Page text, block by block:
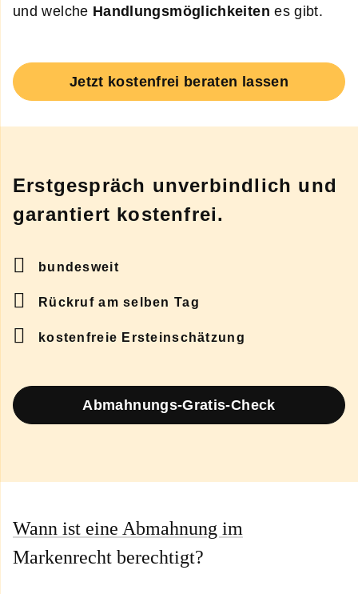
und welche Handlungsmöglichkeitenes gibt.
Jetzt kostenfrei beraten lassen
Erstgespräch unverbindlich und
garantiert kostenfrei.
bundesweit
Rückruf am selben Tag
kostenfreie Ersteinschätzung
Abmahnungs-Gratis-Check
Wann ist eine Abmahnung im
Markenrecht berechtigt?